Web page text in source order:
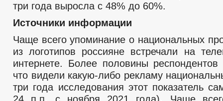
три года выросла с 48% до 60%.
Источники информации
Чаще всего упоминание о национальных
из логотипов россияне встречали на
интернете. Более половины респондентов
что видели какую-либо рекламу
три года исследования этот показатель